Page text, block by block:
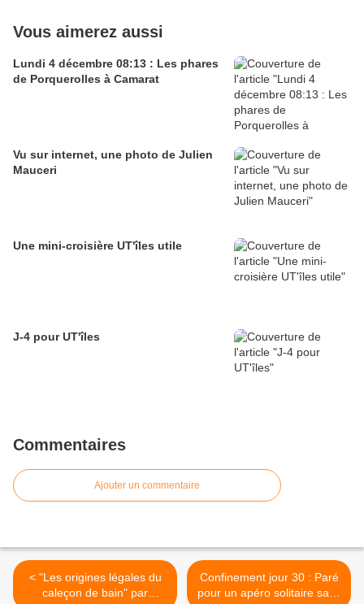
Vous aimerez aussi
Lundi 4 décembre 08:13 : Les phares
de Porquerolles à Camarat
Vu sur internet, une photo de Julien
Mauceri
Une mini-croisière UT'îles utile
J-4 pour UT'îles
Commentaires
Ajouter un commentaire
< "Les origines légales du
caleçon de bain" par
Confinement jour 30 : Paré
pour un apéro solitaire sans